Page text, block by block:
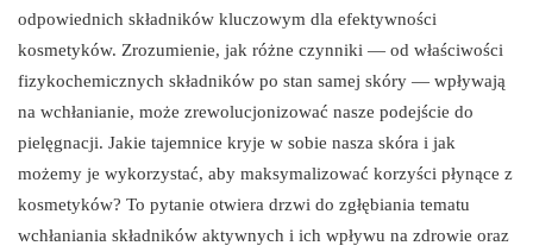
odpowiednich składników kluczowym dla efektywności
kosmetyków. Zrozumienie, jak różne czynniki — od właściwości
fizykochemicznych składników po stan samej skóry — wpływają
na wchłanianie, może zrewolucjonizować nasze podejście do
pielęgnacji. Jakie tajemnice kryje w sobie nasza skóra i jak
możemy je wykorzystać, aby maksymalizować korzyści płynące z
kosmetyków? To pytanie otwiera drzwi do zgłębiania tematu
wchłaniania składników aktywnych i ich wpływu na zdrowie oraz